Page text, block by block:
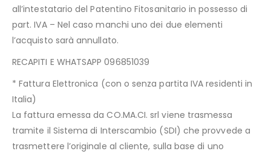
all’intestatario del Patentino Fitosanitario in possesso di
part. IVA – Nel caso manchi uno dei due elementi
l’acquisto sarà annullato.
RECAPITI E WHATSAPP 096851039
* Fattura Elettronica (con o senza partita IVA residenti in
Italia)
La fattura emessa da CO.MA.CI. srl viene trasmessa
tramite il Sistema di Interscambio (SDI) che provvede a
trasmettere l’originale al cliente, sulla base di uno